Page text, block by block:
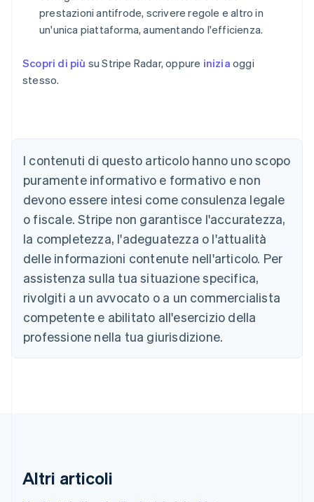
prestazioni antifrode, scrivere regole e altro in
un'unica piattaforma, aumentando l'efficienza.
Scopri di più su Stripe Radar, oppure inizia oggi
stesso.
I contenuti di questo articolo hanno uno scopo
puramente informativo e formativo e non
devono essere intesi come consulenza legale
o fiscale. Stripe non garantisce l'accuratezza,
la completezza, l'adeguatezza o l'attualità
delle informazioni contenute nell'articolo. Per
assistenza sulla tua situazione specifica,
rivolgiti a un avvocato o a un commercialista
competente e abilitato all'esercizio della
professione nella tua giurisdizione.
Altri articoli
English
Austria
Deutsch English
Belgio
NederlandsFrançaisDeutschEnglish
PortuguêsEnglish
Bulgaria
English
Canada
English Français
Cina continentale
Cipro
English
EnglishSvenska